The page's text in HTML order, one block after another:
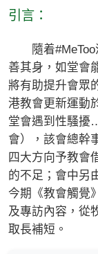
引言：
隨着#MeToo
善其身，如堂會
將有助提升會眾
港教會更新運動
堂會遇到性騷
會），該會總幹
四大方向予教會
的不足；會中另
今期《教會觸覺
及專訪內容，從
取長補短。